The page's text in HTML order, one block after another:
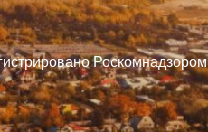
Роскомнадзором